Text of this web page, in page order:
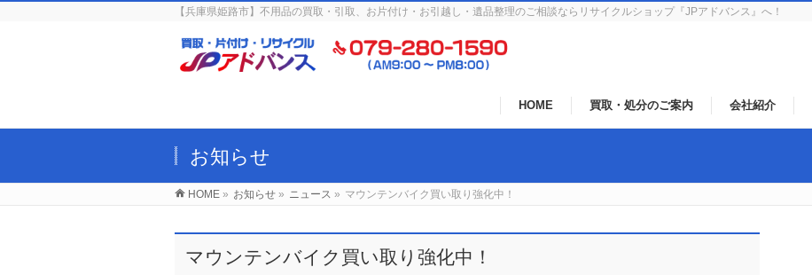
【兵庫県姫路市】不用品の買取・引取、お片付け・お引越し・遺品整理のご相談ならリサイクルショップ『JPアドバンス』へ！
HOME 買取・処分のご案内 会社紹介
お知らせ
HOME » お知らせ » ニュース » マウンテンバイク買い取り強化中！
マウンテンバイク買い取り強化中！